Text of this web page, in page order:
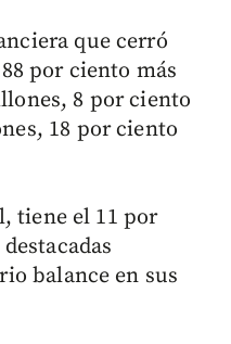
que cerró
por ciento más
8 por ciento
18 por ciento
tiene el 11 por
balance en sus